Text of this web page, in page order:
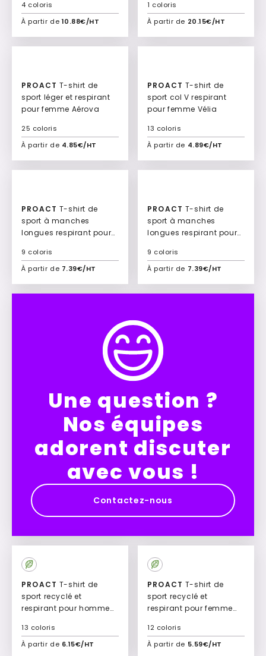
À partir de 10.88€/HT
4 coloris
Ajouter à mon devis
À partir de 20.15€/HT
1 coloris
Ajouter à mon devis
PROACT
sport léger et respirant
pour femme Aérova
À partir de 4.85€/HT
25 coloris
Ajouter à mon devis
PROACT
sport col V respirant
pour femme Vélia
À partir de 4.89€/HT
13 coloris
Ajouter à mon devis
PROACT
sport à manches
longues respirant pour
À partir de 7.39€/HT
9 coloris
Ajouter à mon devis
PROACT
sport à manches
longues respirant pour
À partir de 7.39€/HT
9 coloris
Ajouter à mon devis
Une question ?
Nos équipes
adorent discuter
avec vous !
Contactez-nous
New
PROACT
sport recyclé et
respirant pour homme
À partir de 6.15€/HT
13 coloris
New
PROACT
sport recyclé et
respirant pour femme
À partir de 5.59€/HT
12 coloris